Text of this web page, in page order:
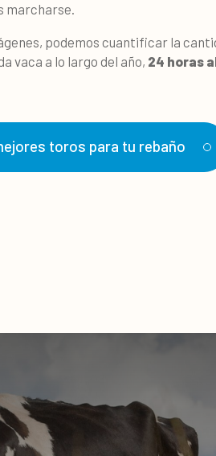
marcharse.
podemos cuantificar la
vaca a lo largo del año, 24 horas
toros para tu rebaño